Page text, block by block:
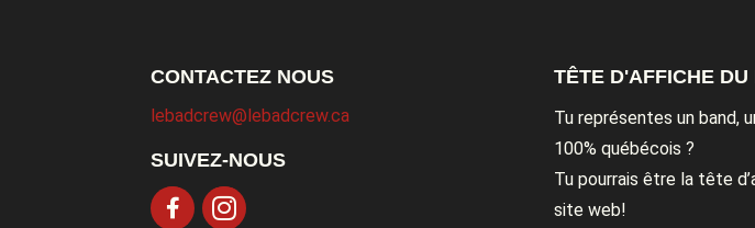
CONTACTEZ NOUS
lebadcrew@lebadcrew.ca
SUIVEZ-NOUS
TÊTE D'AFFICHE DU
Tu représentes un band,
100% québécois ?
Tu pourrais être la tête
site web!